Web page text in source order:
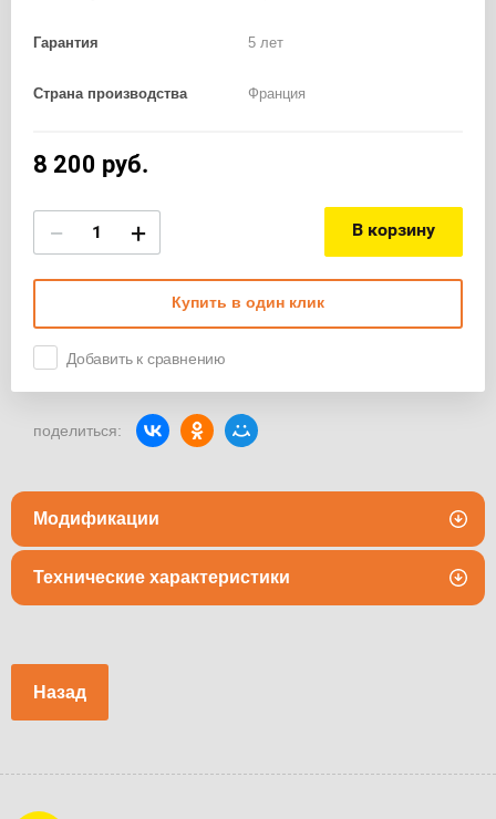
Гарантия 5 лет
Страна производства Франция
8 200 руб.
− + В корзину
Купить в один клик
Добавить к сравнению
поделиться:
Модификации
Технические характеристики
Назад